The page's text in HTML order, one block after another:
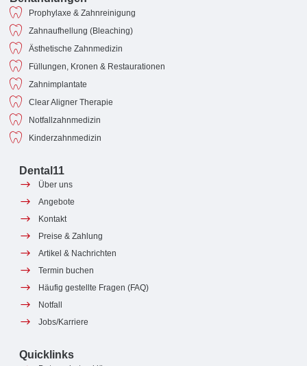
Prophylaxe & Zahnreinigung
Zahnaufhellung (Bleaching)
Ästhetische Zahnmedizin
Füllungen, Kronen & Restaurationen
Zahnimplantate
Clear Aligner Therapie
Notfallzahnmedizin
Kinderzahnmedizin
Dental11
Über uns
Angebote
Kontakt
Preise & Zahlung
Artikel & Nachrichten
Termin buchen
Häufig gestellte Fragen (FAQ)
Notfall
Jobs/Karriere
Quicklinks